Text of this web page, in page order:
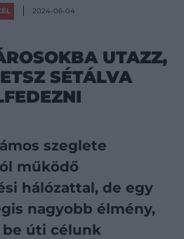
2024-06-04
UTAZZ,
SÉTÁLVA
szeglete
működő
hálózattal, de egy
nagyobb élmény,
úti célunk